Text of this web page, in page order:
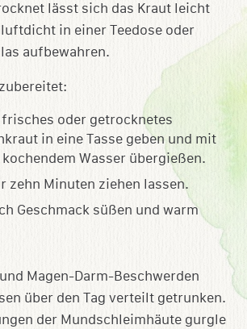
lässt sich das Kraut leicht
in einer Teedose oder
aufbewahren.
oder getrocknetes
in eine Tasse geben und mit
Wasser übergießen.
zehn Minuten ziehen lassen.
Geschmack süßen und warm
Magen-Darm-Beschwerden
über den Tag verteilt getrunken.
der Mundschleimhäute gurgle